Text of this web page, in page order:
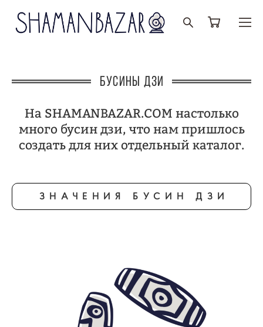
БУСИНЫ ДЗИ
На SHAMANBAZAR.COM настолько
много бусин дзи, что нам пришлось
создать для них отдельный каталог.
ЗНАЧЕНИЯ БУСИН ДЗИ